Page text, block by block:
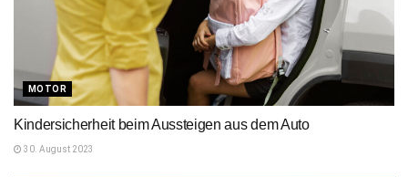
MOTOR
Kindersicherheit beim Aussteigen aus dem Auto
30. August 2023